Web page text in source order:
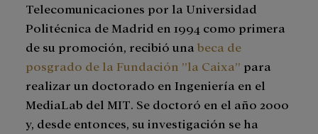
Telecomunicaciones por la Universidad
Politécnica de Madrid en 1994 como primera
de su promoción, recibió una beca de
posgrado de la Fundación ”la Caixa” para
realizar un doctorado en Ingeniería en el
MediaLab del MIT. Se doctoró en el año 2000
y, desde entonces, su investigación se ha